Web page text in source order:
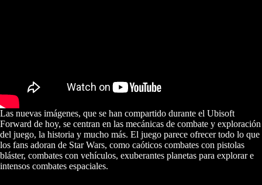
Las nuevas imágenes, que se han compartido durante el Ubisoft
Forward de hoy, se centran en las mecánicas de combate y exploración
del juego, la historia y mucho más. El juego parece ofrecer todo lo que
los fans adoran de Star Wars, como caóticos combates con pistolas
bláster, combates con vehículos, exuberantes planetas para explorar e
intensos combates espaciales.